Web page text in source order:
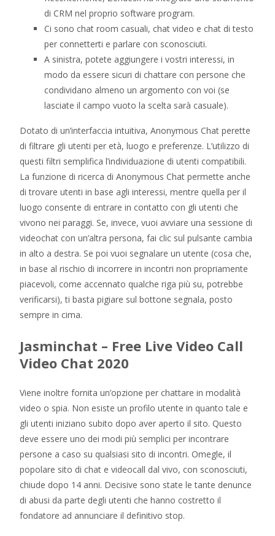
di CRM nel proprio software program.
Ci sono chat room casuali, chat video e chat di testo
per connetterti e parlare con sconosciuti.
A sinistra, potete aggiungere i vostri interessi, in
modo da essere sicuri di chattare con persone che
condividano almeno un argomento con voi (se
lasciate il campo vuoto la scelta sarà casuale).
Dotato di un’interfaccia intuitiva, Anonymous Chat perette
di filtrare gli utenti per età, luogo e preferenze. L’utilizzo di
questi filtri semplifica l’individuazione di utenti compatibili.
La funzione di ricerca di Anonymous Chat permette anche
di trovare utenti in base agli interessi, mentre quella per il
luogo consente di entrare in contatto con gli utenti che
vivono nei paraggi. Se, invece, vuoi avviare una sessione di
videochat con un’altra persona, fai clic sul pulsante cambia
in alto a destra. Se poi vuoi segnalare un utente (cosa che,
in base al rischio di incorrere in incontri non propriamente
piacevoli, come accennato qualche riga più su, potrebbe
verificarsi), ti basta pigiare sul bottone segnala, posto
sempre in cima.
Jasminchat – Free Live Video Call
Video Chat 2020
Viene inoltre fornita un’opzione per chattare in modalità
video o spia. Non esiste un profilo utente in quanto tale e
gli utenti iniziano subito dopo aver aperto il sito. Questo
deve essere uno dei modi più semplici per incontrare
persone a caso su qualsiasi sito di incontri. Omegle, il
popolare sito di chat e videocall dal vivo, con sconosciuti,
chiude dopo 14 anni. Decisive sono state le tante denunce
di abusi da parte degli utenti che hanno costretto il
fondatore ad annunciare il definitivo stop.